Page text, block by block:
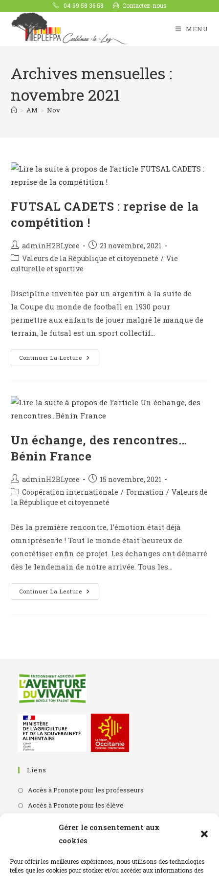
Gérer le consentement aux
cookies
Pour offrir les meilleures expériences, nous utilisons des technologies
telles que les cookies pour stocker et/ou accéder aux informations des
04 99 58 36 58 Contactez-nous
MENU
Archives mensuelles :
novembre 2021
> AM > Nov
FUTSAL CADETS : reprise de la
compétition !
adminH2BLycee
21 novembre, 2021
Valeurs de la République et citoyenneté / Vie
culturelle et sportive
Discipline inventée par un argentin à la suite de
la Coupe du monde de football en 1930 pour
permettre aux enfants de jouer malgré le manque de
terrain, le futsal est un sport collectif…
Continuer La Lecture
Un échange, des rencontres…
Bénin France
adminH2BLycee
15 novembre, 2021
Coopération internationale / Formation / Valeurs de
la République et citoyenneté
Dès la première rencontre, l’émotion était déjà
omniprésente ! Tout le monde était heureux de
concrétiser enfin ce projet. Les échanges ont démarré
dès le lendemain de notre arrivée. Tous les…
Continuer La Lecture
Liens
Accès à Pronote pour les professeurs
Accès à Pronote pour les élève
Horaires Du Lycée